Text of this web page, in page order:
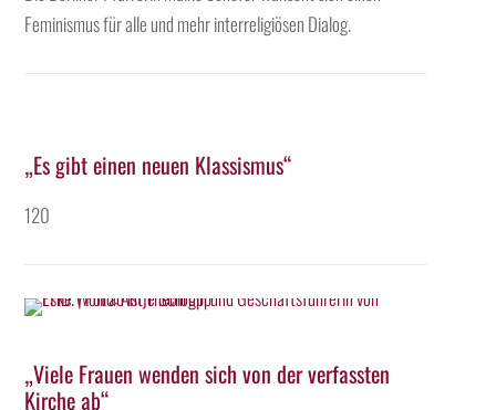
Feminismus für alle und mehr interreligiösen Dialog.
„Es gibt einen neuen Klassismus“
120
„Viele Frauen wenden sich von der verfassten
Kirche ab“